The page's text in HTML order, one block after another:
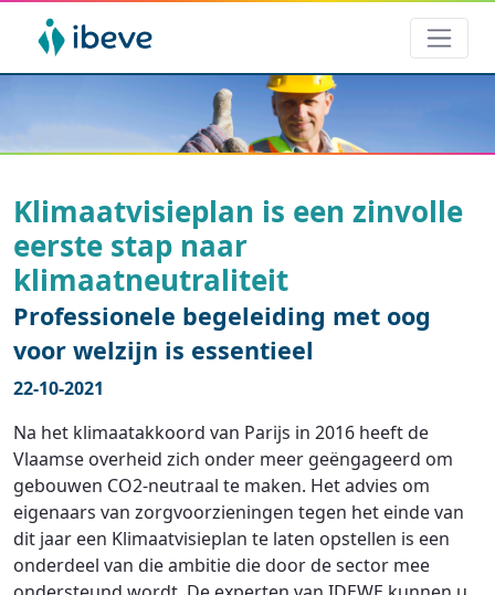
Klimaatvisieplan is een zinvolle
eerste stap naar
klimaatneutraliteit
Professionele begeleiding met oog
voor welzijn is essentieel
22-10-2021
Na het klimaatakkoord van Parijs in 2016 heeft de
Vlaamse overheid zich onder meer geëngageerd om
gebouwen CO2-neutraal te maken. Het advies om
eigenaars van zorgvoorzieningen tegen het einde van
dit jaar een Klimaatvisieplan te laten opstellen is een
onderdeel van die ambitie die door de sector mee